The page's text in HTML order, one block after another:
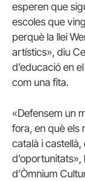
esperen que
escoles que
perquè la llei
artístics», diu
d’educació en
com una fita.
«Defensem un
fora, en què els
català i castellà,
d’Òmnium